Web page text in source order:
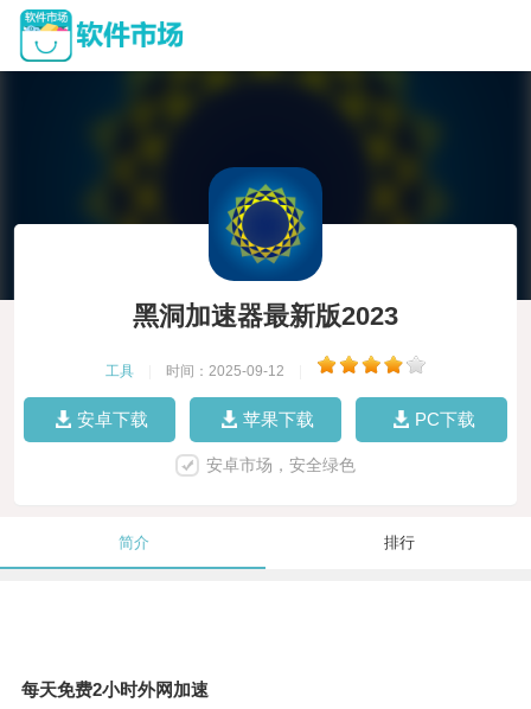
黑洞加速器最新版2023
工具 时间：2025-09-12
安卓下载 苹果下载 PC下载
安卓市场，安全绿色
简介 排行
每天免费2小时外网加速